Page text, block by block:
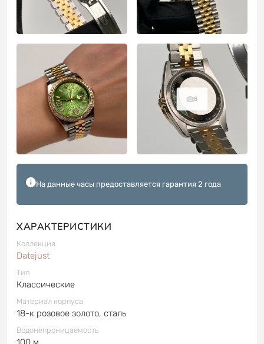
8
На данные часы предоставляется гарантия 2 года
ХАРАКТЕРИСТИКИ
Коллекция
Datejust
Тип
Классические
Материал корпуса
18-к розовое золото, сталь
Водонепроницаемость